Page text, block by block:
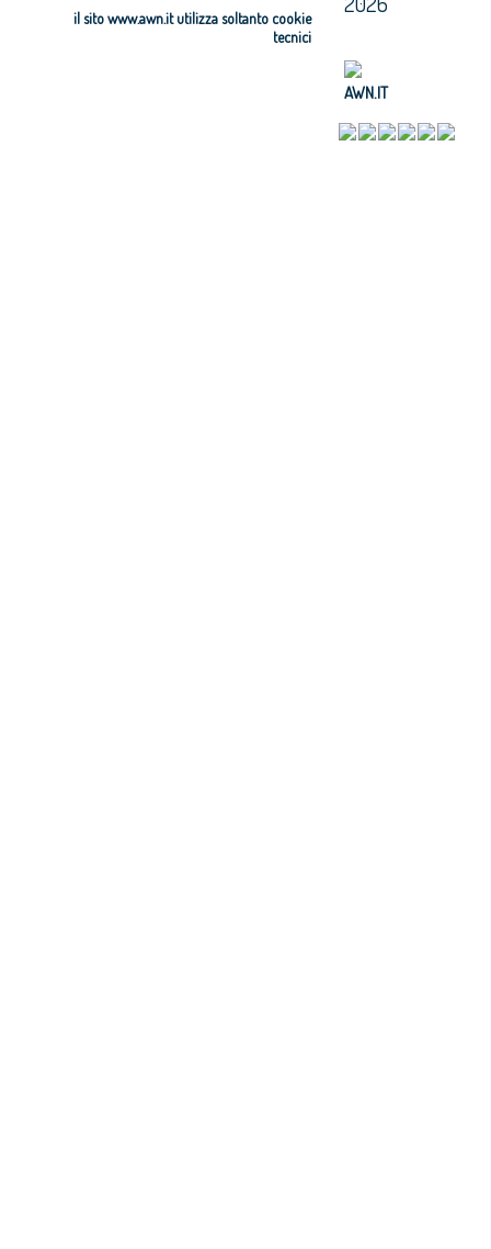
il sito www.awn.it utilizza soltanto cookie
tecnici
AWN.IT